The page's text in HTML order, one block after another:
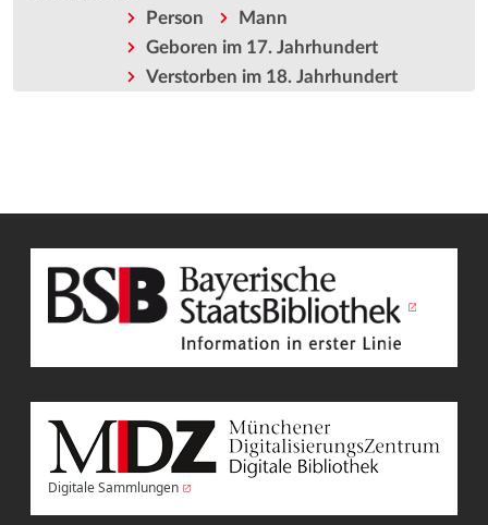
Person
Mann
Geboren im 17. Jahrhundert
Verstorben im 18. Jahrhundert
Digitale Sammlungen